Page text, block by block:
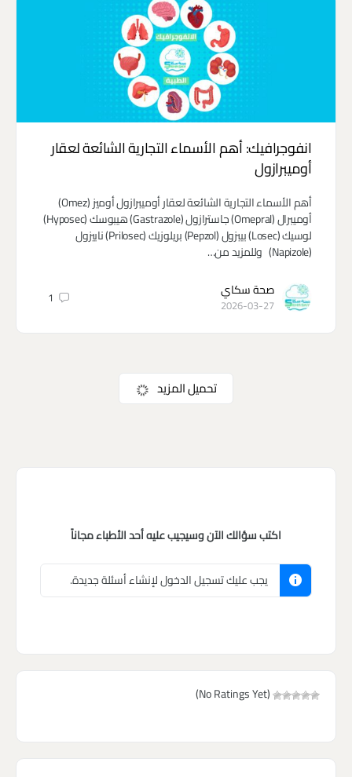
انفوجرافيك: أهم الأسماء التجارية الشائعة لعقار
أوميبرازول
أهم الأسماء التجارية الشائعة لعقار أوميبرازول أوميز (Omez)
أوميبرال (Omepral) جاسترازول (Gastrazole) هيبوسك (Hyposec)
لوسيك (Losec) بيبزول (Pepzol) بريلوزيك (Prilosec) نابيزول
(Napizole) وللمزيد من…
صحة سكاي
2026-03-27
1
تحميل المزيد
اكتب سؤالك الآن وسيجيب عليه أحد الأطباء مجاناً
يجب عليك تسجيل الدخول لإنشاء أسئلة جديدة.
(No Ratings Yet)